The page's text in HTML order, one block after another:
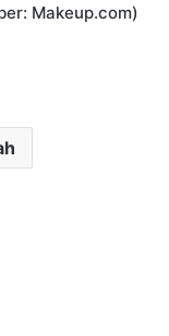
Makeup.com)